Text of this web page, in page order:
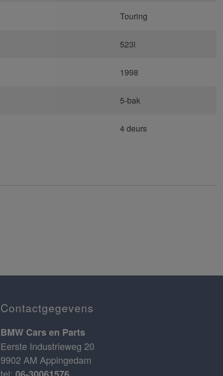
Touring
523i
1998
5-bak
4 deurs
Contactgegevens
BMW Cars en Parts
Eerste Industrieweg 20
9902 AM Appingedam
tel: